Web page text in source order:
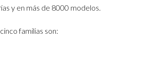
y en más de 8000 modelos.
familias son: